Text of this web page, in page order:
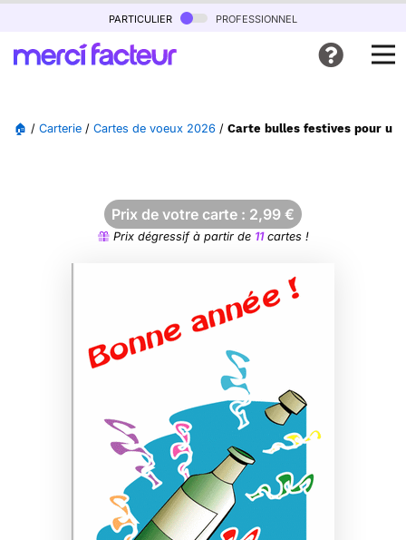
particulier professionnel
🏠 / Carterie / Cartes de voeux 2026 / Carte bulles festives pour
Prix de votre carte : 2,99 €
Prix dégressif à partir de 11cartes !